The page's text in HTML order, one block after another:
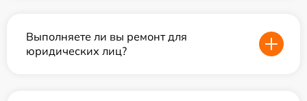
Выполняете ли вы ремонт для
юридических лиц?